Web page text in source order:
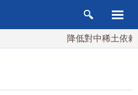
降低對中稀土依賴